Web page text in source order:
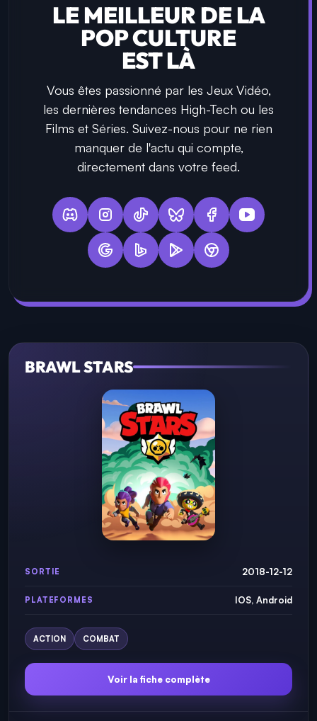
LE MEILLEUR DE LA
POP CULTURE
EST LÀ
Vous êtes passionné par les Jeux Vidéo,
les dernières tendances High-Tech ou les
Films et Séries. Suivez-nous pour ne rien
manquer de l'actu qui compte,
directement dans votre feed.
BRAWL STARS
SORTIE 2018-12-12
PLATEFORMES IOS, Android
ACTION COMBAT
Voir la fiche complète